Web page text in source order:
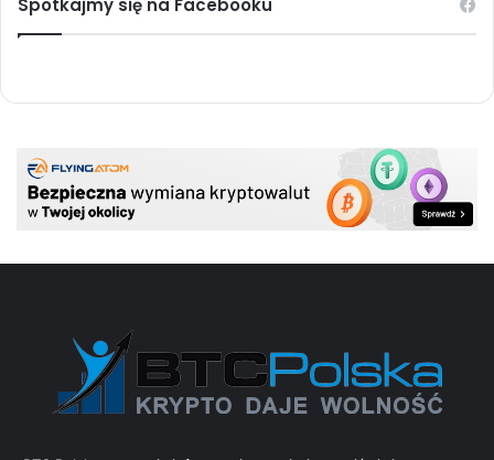
Spotkajmy się na Facebooku